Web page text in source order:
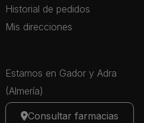
Historial de pedidos
Mis direcciones
Estamos en Gador y Adra
(Almería)
Consultar farmacias